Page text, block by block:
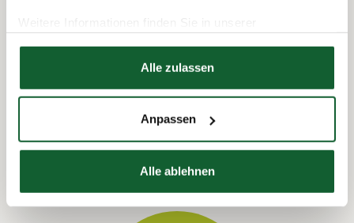
Datenschutzerklärung
Hier finden Sie unser
Alle zulassen
Anpassen
Alle ablehnen
Termin vereinbaren